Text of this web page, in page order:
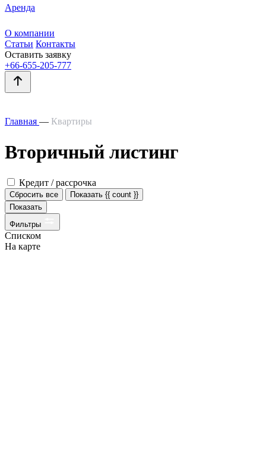
Аренда
О компании
Статьи Контакты
Оставить заявку
+66-655-205-777
Главная — Квартиры
Вторичный листинг
Кредит / рассрочка
Сбросить все
Показать {{ count }}
Показать
Фильтры
Списком
На карте